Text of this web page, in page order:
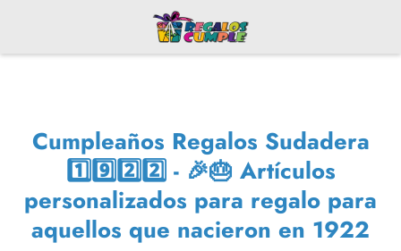
Cumpleaños Regalos Sudadera
1️⃣9️⃣2️⃣2️⃣ - 🎉🎂 Artículos
personalizados para regalo para
aquellos que nacieron en 1922